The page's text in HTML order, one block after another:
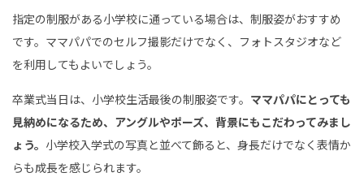
指定の制服がある小学校に通っている場合は、制服姿がおすすめ
です。ママパパでのセルフ撮影だけでなく、フォトスタジオなど
を利用してもよいでしょう。
卒業式当日は、小学校生活最後の制服姿です。 ママパパにとっても
見納めになるため、アングルやポーズ、背景にもこだわってみまし
ょう。 小学校入学式の写真と並べて飾ると、身長だけでなく表情か
らも成長を感じられます。